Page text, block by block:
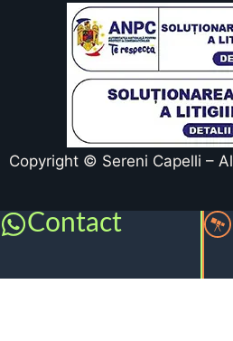
Copyright © Sereni Capelli –
Contact